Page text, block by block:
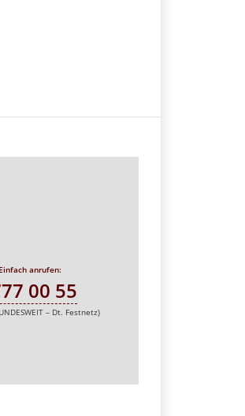
anrufen:
00 55
– Dt. Festnetz)